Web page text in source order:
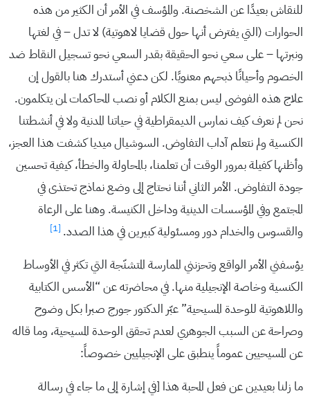
للنقاش بعيدًا عن الشخصنة. والمؤسف في الأمر أن الكثير من هذه
الحوارات (التي يفترض أنها حول قضايا لاهوتية) لا تدل – في لغتها
ونبرتها – على سعي نحو الحقيقة بقدر السعي نحو تسجيل النقاط ضد
الخصوم وأحيانًا ذبحهم معنويًا. لكن دعني أستدرك هنا بالقول إن
علاج هذه الفوضى ليس بمنع الكلام أو نصب المحاكمات لمن يتكلمون.
نحن لم نعرف كيف نمارس الديمقراطية في حياتنا المدنية ولا في أنشطتنا
الكنسية ولم نتعلم آداب التفاوض. السوشيال ميديا كشفت هذا العجز،
وأظنها كفيلة بمرور الوقت أن تعلمنا، بالمحاولة والخطأ، كيفية تحسين
جودة التفاوض. الأمر الثاني أننا نحتاج إلى وضع نماذج تحتذى في
المجتمع وفي المؤسسات الدينية وداخل الكنيسة. وهنا على الرعاة
والقسوس والخدام دور ومسئولية كبيرين في هذا الصدد. [1]
يؤسفني الأمر الواقع وتحزنني الممارسة المتشنّجة التي تكثر في الأوساط
الكنسية وخاصة الإنجيلية منها. في محاضرته عن “الأسس الكتابية
واللاهوتية للوحدة المسيحية” عبّر الدكتور جورج صبرا بكل وضوح
وصراحة عن السبب الجوهري لعدم تحقق الوحدة المسيحية، وما قاله
عن المسيحيين عموماً ينطبق على الإنجيليين خصوصاً:
ما زلنا بعيدين عن فعل المحبة هذا [في إشارة إلى ما جاء في رسالة